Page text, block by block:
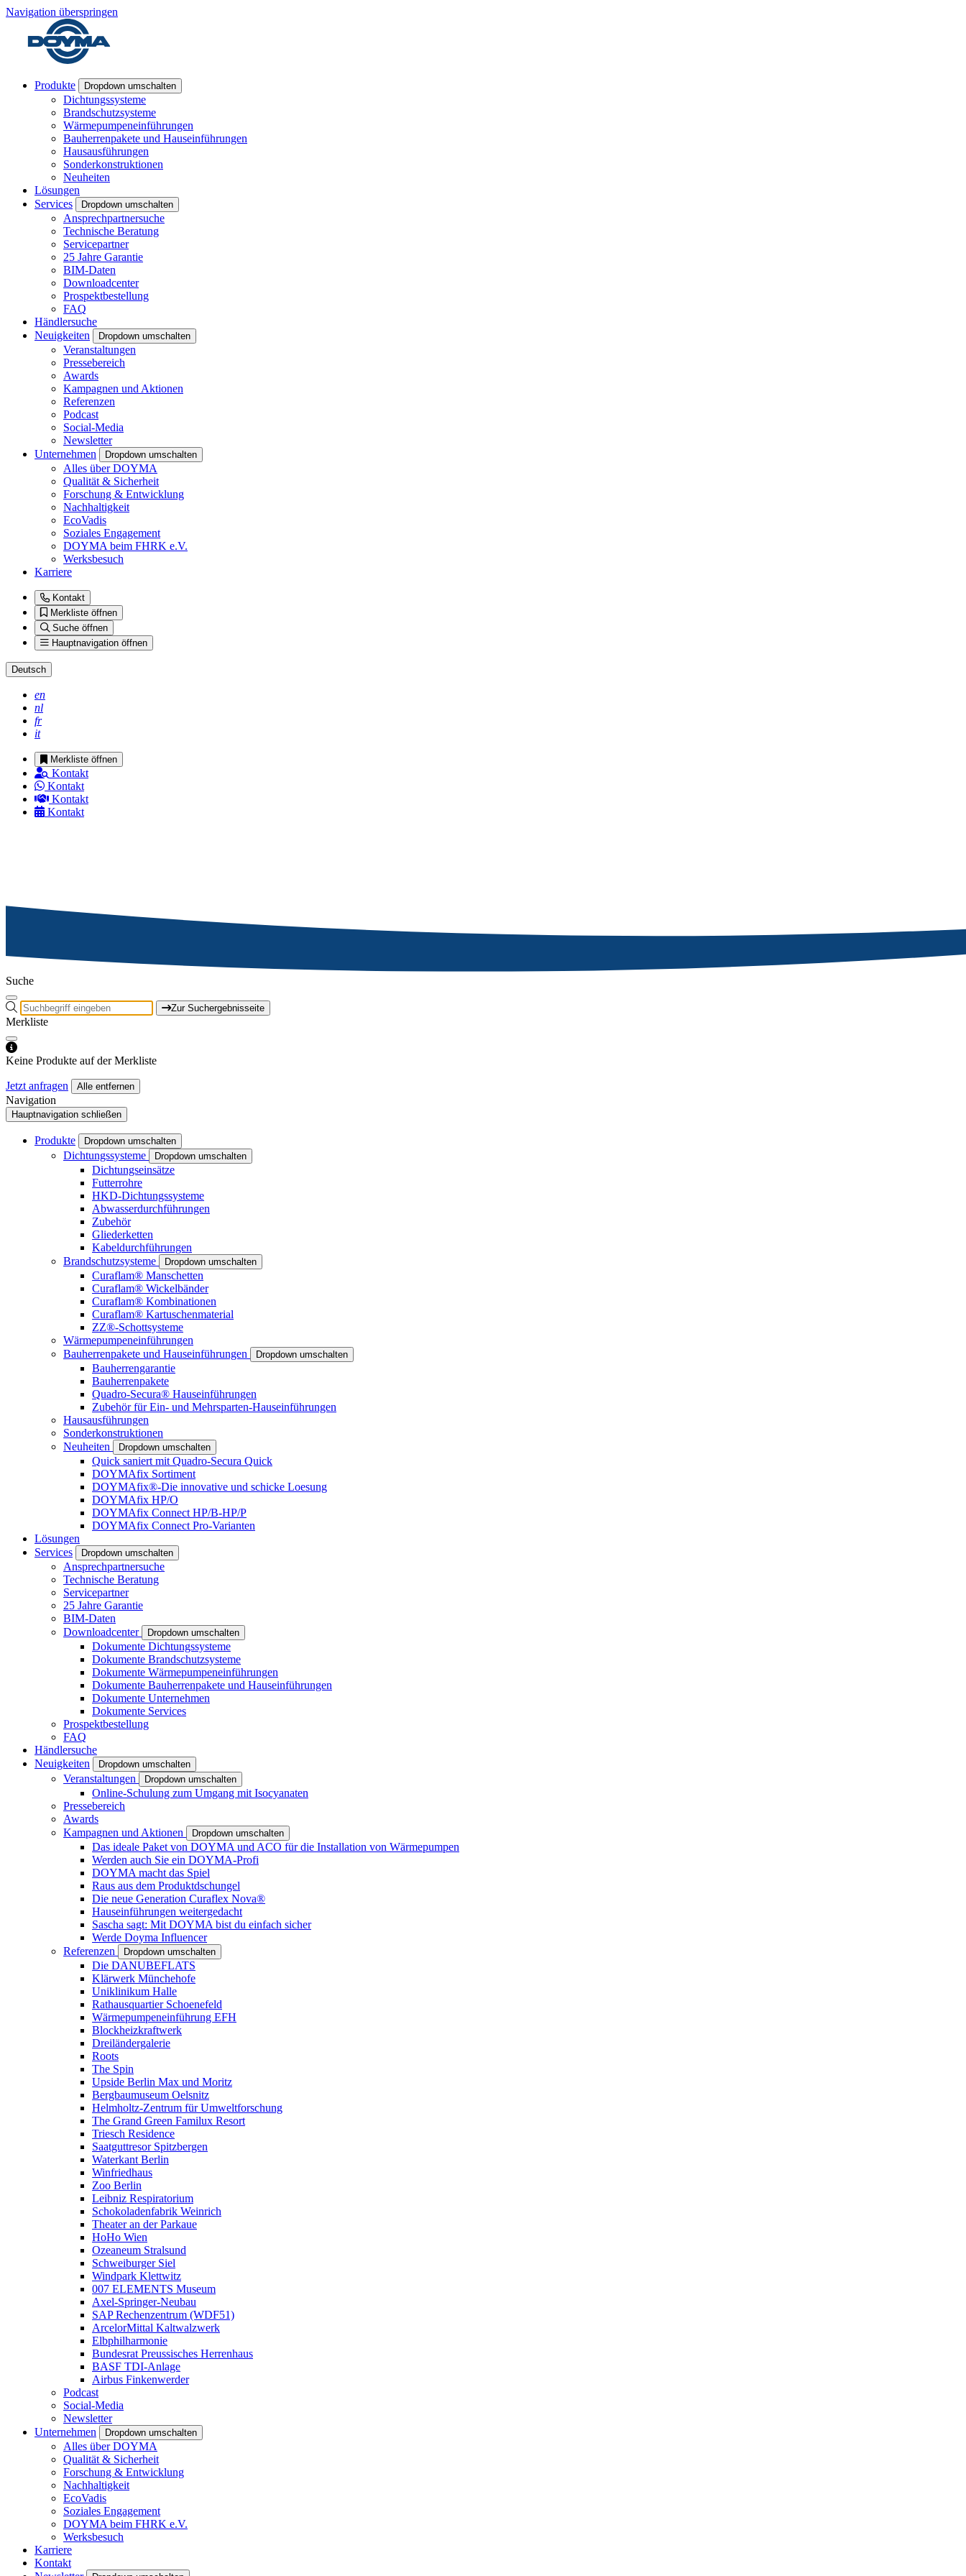
Navigation überspringen
Produkte Dropdown umschalten
Dichtungssysteme
Brandschutzsysteme
Wärmepumpeneinführungen
Bauherrenpakete und Hauseinführungen
Hausausführungen
Sonderkonstruktionen
Neuheiten
Lösungen
Services
Dropdown umschalten
Ansprechpartnersuche
Technische Beratung
Servicepartner
25 Jahre Garantie
BIM-Daten
Downloadcenter
Prospektbestellung
FAQ
Händlersuche
Neuigkeiten
Dropdown umschalten
Veranstaltungen
Pressebereich
Awards
Kampagnen und Aktionen
Referenzen
Podcast
Social-Media
Newsletter
Unternehmen
Dropdown umschalten
Alles über DOYMA
Qualität & Sicherheit
Forschung & Entwicklung
Nachhaltigkeit
EcoVadis
Soziales Engagement
DOYMA beim FHRK e.V.
Werksbesuch
Karriere
Kontakt
Merkliste öffnen
Suche öffnen
Hauptnavigation öffnen
Deutsch
en
nl
fr
it
Merkliste öffnen
Kontakt
Kontakt
Kontakt
Kontakt
Suche
Zur Suchergebnisseite
Merkliste
Keine Produkte auf der Merkliste
Jetzt anfragen Alle entfernen
Navigation
Hauptnavigation schließen
Produkte Dropdown umschalten
Dichtungssysteme Dropdown umschalten
Dichtungseinsätze
Futterrohre
HKD-Dichtungssysteme
Abwasserdurchführungen
Zubehör
Gliederketten
Kabeldurchführungen
Brandschutzsysteme
Dropdown umschalten
Curaflam® Manschetten
Curaflam® Wickelbänder
Curaflam® Kombinationen
Curaflam® Kartuschenmaterial
ZZ®-Schottsysteme
Wärmepumpeneinführungen
Bauherrenpakete und Hauseinführungen
Dropdown umschalten
Bauherrengarantie
Bauherrenpakete
Quadro-Secura® Hauseinführungen
Zubehör für Ein- und Mehrsparten-Hauseinführungen
Hausausführungen
Sonderkonstruktionen
Neuheiten
Dropdown umschalten
Quick saniert mit Quadro-Secura Quick
DOYMAfix Sortiment
DOYMAfix®-Die innovative und schicke Loesung
DOYMAfix HP/O
DOYMAfix Connect HP/B-HP/P
DOYMAfix Connect Pro-Varianten
Lösungen
Services
Dropdown umschalten
Ansprechpartnersuche
Technische Beratung
Servicepartner
25 Jahre Garantie
BIM-Daten
Downloadcenter
Dropdown umschalten
Dokumente Dichtungssysteme
Dokumente Brandschutzsysteme
Dokumente Wärmepumpeneinführungen
Dokumente Bauherrenpakete und Hauseinführungen
Dokumente Unternehmen
Dokumente Services
Prospektbestellung
FAQ
Händlersuche
Neuigkeiten
Dropdown umschalten
Veranstaltungen Dropdown umschalten
Online-Schulung zum Umgang mit Isocyanaten
Pressebereich
Awards
Kampagnen und Aktionen
Dropdown umschalten
Das ideale Paket von DOYMA und ACO für die Installation von Wärmepumpen
Werden auch Sie ein DOYMA-Profi
DOYMA macht das Spiel
Raus aus dem Produktdschungel
Die neue Generation Curaflex Nova®
Hauseinführungen weitergedacht
Sascha sagt: Mit DOYMA bist du einfach sicher
Werde Doyma Influencer
Referenzen
Dropdown umschalten
Die DANUBEFLATS
Klärwerk Münchehofe
Uniklinikum Halle
Rathausquartier Schoenefeld
Wärmepumpeneinführung EFH
Blockheizkraftwerk
Dreiländergalerie
Roots
The Spin
Upside Berlin Max und Moritz
Bergbaumuseum Oelsnitz
Helmholtz-Zentrum für Umweltforschung
The Grand Green Familux Resort
Triesch Residence
Saatguttresor Spitzbergen
Waterkant Berlin
Winfriedhaus
Zoo Berlin
Leibniz Respiratorium
Schokoladenfabrik Weinrich
Theater an der Parkaue
HoHo Wien
Ozeaneum Stralsund
Schweiburger Siel
Windpark Klettwitz
007 ELEMENTS Museum
Axel-Springer-Neubau
SAP Rechenzentrum (WDF51)
ArcelorMittal Kaltwalzwerk
Elbphilharmonie
Bundesrat Preussisches Herrenhaus
BASF TDI-Anlage
Airbus Finkenwerder
Podcast
Social-Media
Newsletter
Unternehmen
Dropdown umschalten
Alles über DOYMA
Qualität & Sicherheit
Forschung & Entwicklung
Nachhaltigkeit
EcoVadis
Soziales Engagement
DOYMA beim FHRK e.V.
Werksbesuch
Karriere
Kontakt